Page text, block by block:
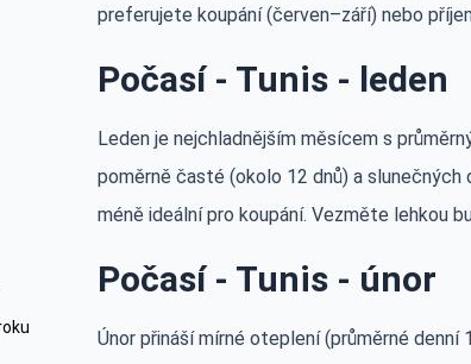
preferujete koupání (červen–září) nebo
Počasí - Tunis - leden
Leden je nejchladnějším měsícem s
poměrně časté (okolo 12 dnů) a slunečných
méně ideální pro koupání. Vezměte lehkou
Počasí - Tunis - únor
Únor přináší mírné oteplení (průměrné denní